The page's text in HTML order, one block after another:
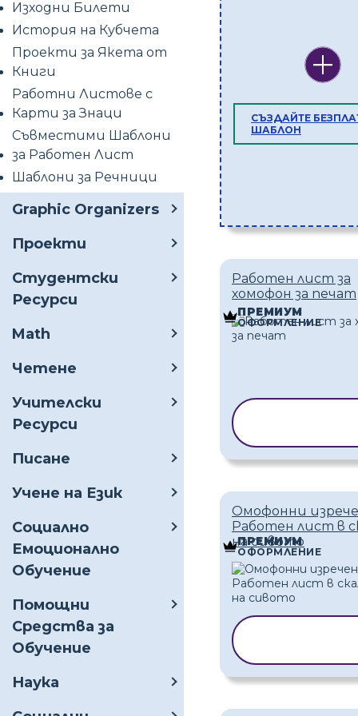
Изходни Билети
История на Кубчета
Проекти за Якета от
Книги
Работни Листове с
Карти за Знаци
Съвместими Шаблони
за Работен Лист
Шаблони за Речници
Graphic Organizers
Проекти
Студентски
Ресурси
Math
Четене
Учителски
Ресурси
Писане
Учене на Език
Социално
Емоционално
Обучение
Помощни
Средства за
Обучение
Наука
СЪЗДАЙТЕ
ШАБЛОН
Работен лист за
хомофон за печат
ПРЕМИУМ
ОФОРМЛЕНИЕ
Омофонни
Работен лист в
на сивото
ПРЕМИУМ
ОФОРМЛЕНИЕ